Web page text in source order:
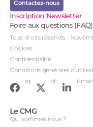
Contactez-nous
Inscription Newsletter
Foire aux questions (FAQ)
Tous droits réservés -
Cookies
Confidentialité
Conditions générales
Conception : John Brightman
Le CMG
Qui sommes nous ?